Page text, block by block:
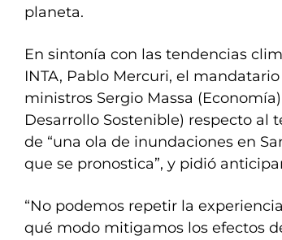
planeta.
En sintonía con las tendencias
INTA, Pablo Mercuri, el
ministros Sergio Massa
Desarrollo Sostenible) respecto al
de “una ola de inundaciones en
que se pronostica”, y pidió
“No podemos repetir la
qué modo mitigamos los efectos